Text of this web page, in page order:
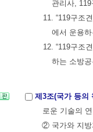
관리사,
11. “119구조
에서 운용
12. “119구조
하는 소방
제3조(국가 등의
로운 기술의
② 국가와 지방